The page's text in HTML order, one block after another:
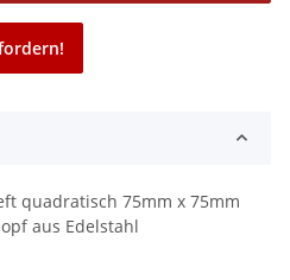
quadratisch 75mm x 75mm
aus Edelstahl